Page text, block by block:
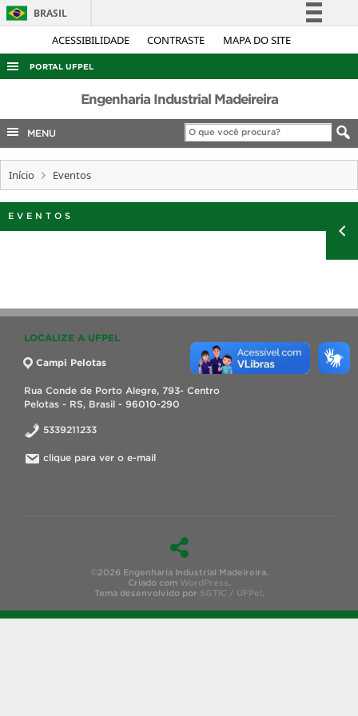
ACESSIBILIDADE CONTRASTE MAPA DO SITE
BRASIL
Simplifique!
Legislação
Canais
PORTAL UFPEL
ACESSO À INFORMAÇÃO
AUDITORIA
COBALTO
CONCURSOS
EDITAIS
INTERNACIONAL
TELEFONES
Engenharia Industrial Madeireira
MENU
Início Eventos
EVENTOS
LOCALIZE A UFPEL
Campi Pelotas
Rua Conde de Porto Alegre, 793- Centro
Pelotas - RS, Brasil - 96010-290
5339211233
clique para ver o e-mail
©2026 Engenharia Industrial Madeireira.
Criado com WordPress.
Tema desenvolvido por SGTIC / UFPel.